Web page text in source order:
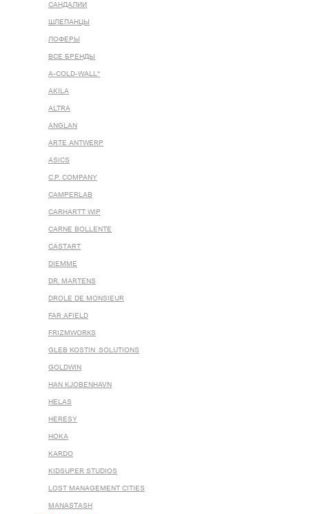
САНДАЛИИ
ШЛЕПАНЦЫ
ЛОФЕРЫ
ВСЕ БРЕНДЫ
A-COLD-WALL*
AKILA
ALTRA
ANGLAN
ARTE ANTWERP
ASICS
C.P. COMPANY
CAMPERLAB
CARHARTT WIP
CARNE BOLLENTE
CASTART
DIEMME
DR. MARTENS
DROLE DE MONSIEUR
FAR AFIELD
FRIZMWORKS
GLEB KOSTIN .SOLUTIONS
GOLDWIN
HAN KJOBENHAVN
HELAS
HERESY
HOKA
KARDO
KIDSUPER STUDIOS
LOST MANAGEMENT CITIES
MANASTASH